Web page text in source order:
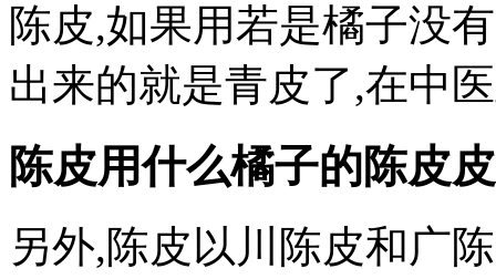
陈皮,如果用若是橘子没
出来的就是青皮了,在中
陈皮用什么橘子的陈皮
另外,陈皮以川陈皮和广